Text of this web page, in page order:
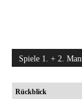
Spiele 1. + 2.
Rückblick